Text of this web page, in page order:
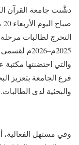
​دشَّنت جامعة القرآن
التخرج لطالبات
والتي احتضنتها مكتبة
فرع الجامعة بتعزيز
والبحثية لدى الطالبات.
​وفي مستهل الفعالية،